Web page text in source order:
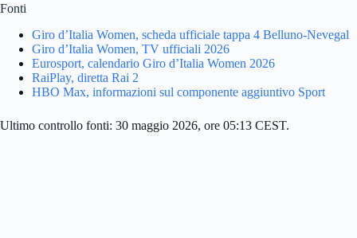
Fonti
Giro d’Italia Women, scheda ufficiale tappa 4 Belluno-Nevegal
Giro d’Italia Women, TV ufficiali 2026
Eurosport, calendario Giro d’Italia Women 2026
RaiPlay, diretta Rai 2
HBO Max, informazioni sul componente aggiuntivo Sport
Ultimo controllo fonti: 30 maggio 2026, ore 05:13 CEST.